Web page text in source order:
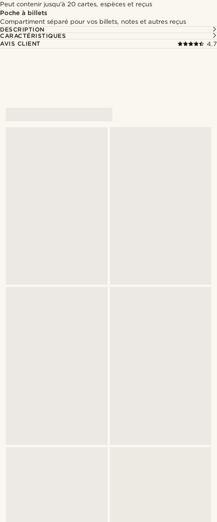
Peut contenir jusqu'à 20 cartes, espèces et reçus
Poche à billets
Compartiment séparé pour vos billets, notes et autres reçus
DESCRIPTION
CARACTÉRISTIQUES
AVIS CLIENT
4.7